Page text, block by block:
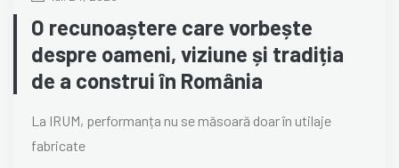
O recunoaștere care vorbește
despre oameni, viziune și tradiția
de a construi în România
La IRUM, performanța nu se măsoară doar în utilaje
fabricate